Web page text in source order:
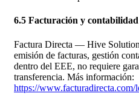
6.5 Facturación y contabilidad
Factura Directa — Hive
emisión de facturas, gestión
dentro del EEE, no requiere
transferencia. Más información:
https://www.facturadirecta.com/